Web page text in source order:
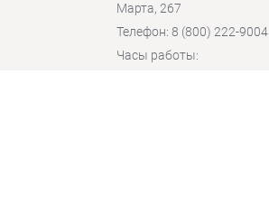
Марта, 267
Телефон: 8 (800) 222-9004
Часы работы: